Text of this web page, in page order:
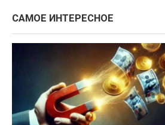
САМОЕ ИНТЕРЕСНОЕ